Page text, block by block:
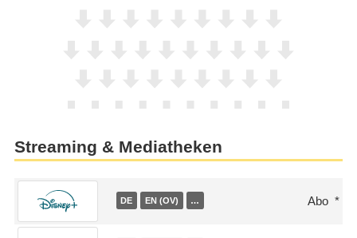
Streaming & Mediatheken
DE EN (OV) … Abo